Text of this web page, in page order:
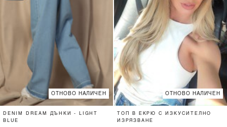
ОТНОВО НАЛИЧЕН
DENIM DREAM ДЪНКИ - LIGHT
BLUE
ОТНОВО НАЛИЧЕН
ТОП В ЕКРЮ С ИЗКУСИТЕЛНО
ИЗРЯЗВАНЕ